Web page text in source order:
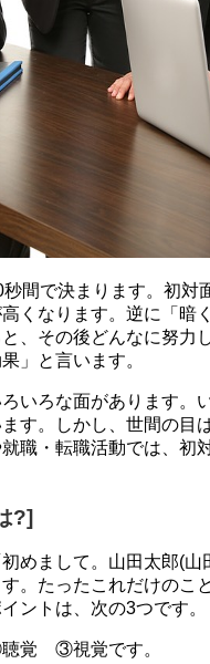
間で決まります。初対
くなります。逆に「暗
、その後どんなに努力
」と言います。
いろな面があります。
す。しかし、世間の目
職・転職活動では、初
?]
めまして。山田太郎(山
。たったこれだけのこ
ントは、次の3つです。
覚 ③視覚です。